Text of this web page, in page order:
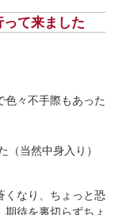
て来ました
色々不手際もあった
（当然中身入り）
くなり、ちょっと恐
待を裏切らずちょ